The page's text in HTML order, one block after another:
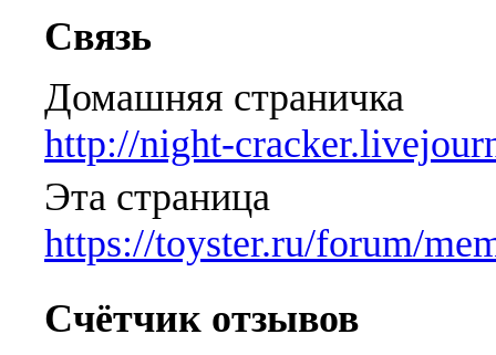
Связь
Домашняя страничка
http://night-
Эта страница
https://toyster.ru/forum/
Счётчик отзывов